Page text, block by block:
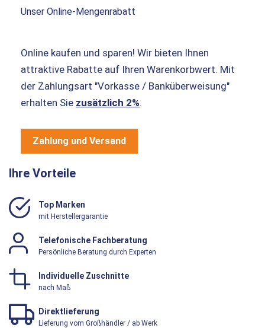
Unser Online-Mengenrabatt
Online kaufen und sparen! Wir bieten Ihnen
attraktive Rabatte auf Ihren Warenkorbwert. Mit
der Zahlungsart "Vorkasse / Banküberweisung"
erhalten Sie zusätzlich 2%.
Zahlung und Versand
Ihre Vorteile
Top Marken
mit Herstellergarantie
Telefonische Fachberatung
Persönliche Beratung durch Experten
Individuelle Zuschnitte
nach Maß
Direktlieferung
Lieferung vom Großhändler / ab Werk